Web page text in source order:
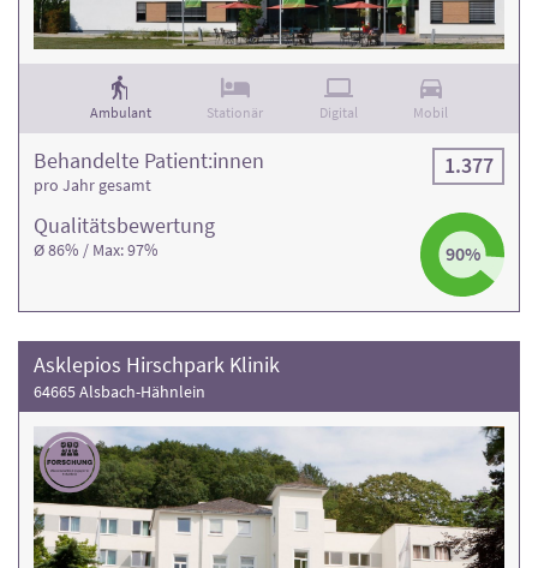
Ambulant Stationär Digital Mobil
Qualitäts­bewertung
Ø 86% / Max: 97% 90%
Behandelte Patient:innen
pro Jahr gesamt
1.377
Asklepios Hirschpark Klinik
64665 Alsbach-Hähnlein